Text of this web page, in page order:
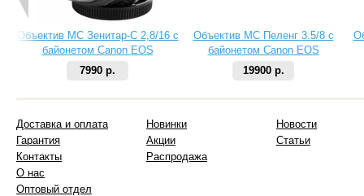
Объектив МС Зенитар-C 2,8/16 с
байонетом Canon EOS
7990 р.
Объектив МС Пеленг 3.5/8 с
байонетом Canon EOS
19900 р.
Доставка и оплата
Гарантия
Контакты
О нас
Оптовый отдел
Новинки
Акции
Распродажа
Новости
Статьи